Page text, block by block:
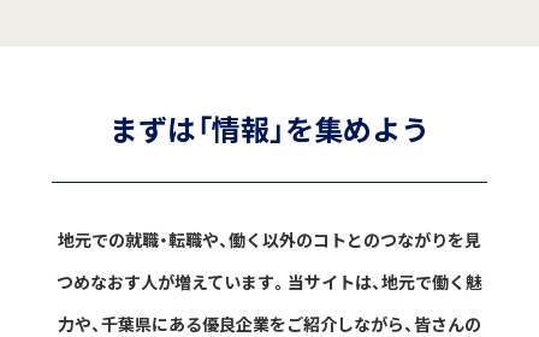
まずは「情報」を集めよう
地元での就職・転職や、働く以外のコトとのつながりを見
つめなおす人が増えています。 当サイトは、地元で働く魅
力や、千葉県にある優良企業をご紹介しながら、皆さんの